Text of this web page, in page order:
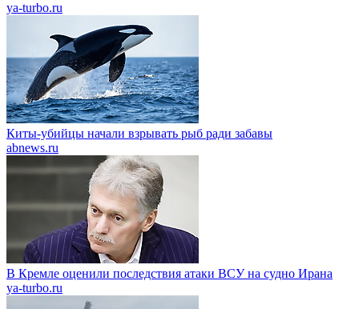
ya-turbo.ru
Киты-убийцы начали взрывать рыб ради забавы
abnews.ru
В Кремле оценили последствия атаки ВСУ на судно Ирана
ya-turbo.ru